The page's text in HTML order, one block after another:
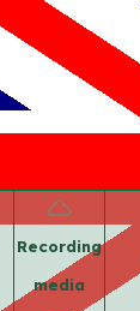
Recording
media